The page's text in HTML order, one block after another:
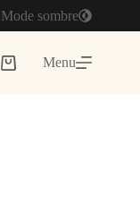
Mode sombre
Panier
Menu